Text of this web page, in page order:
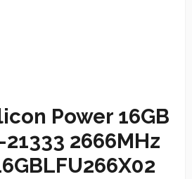
Power 16GB
21333 2666MHz